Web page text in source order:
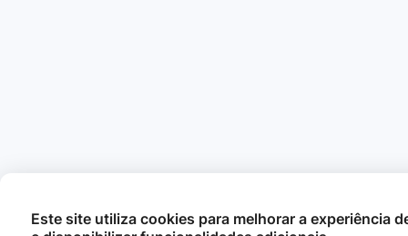
Este site utiliza cookies para melhorar a experiência